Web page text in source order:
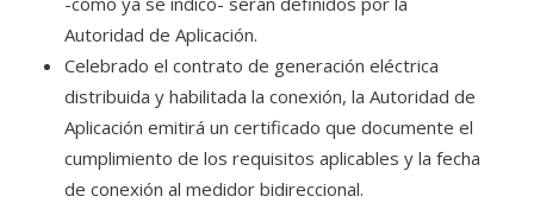
Autoridad de Aplicación.
Celebrado el contrato de generación eléctrica
distribuida y habilitada la conexión, la Autoridad de
Aplicación emitirá un certificado que documente el
cumplimiento de los requisitos aplicables y la fecha
de conexión al medidor bidireccional.